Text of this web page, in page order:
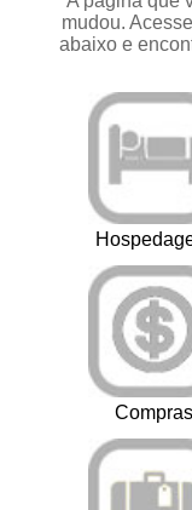
mudou.
abaixo e
Compras